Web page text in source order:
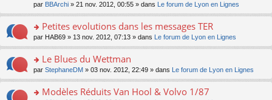
ult
er
le
m
e
s
a
g
e
par BBArchi » 21 nov. 2012, 00:55 » dans Le forum de Lyon en Lignes
o
n
ult
er
le
m
Petites evolutions dans les messages TER
par HAB69 » 13 nov. 2012, 07:13 » dans Le forum de Lyon en Lignes
o
n
ult
Le Blues du Wettman
par StephaneDM » 03 nov. 2012, 22:49 » dans Le forum de Lyon en Lignes
Modèles Réduits Van Hool & Volvo 1/87